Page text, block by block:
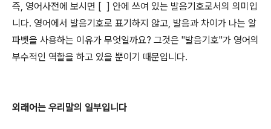
즉, 영어사전에 보시면 [ ] 안에 쓰여 있는 발음기호로서의 의미입
니다. 영어에서 발음기호로 표기하지 않고, 발음과 차이가 나는 알
파벳을 사용하는 이유가 무엇일까요? 그것은 "발음기호"가 영어의
부수적인 역할을 하고 있을 뿐이기 때문입니다.
외래어는 우리말의 일부입니다